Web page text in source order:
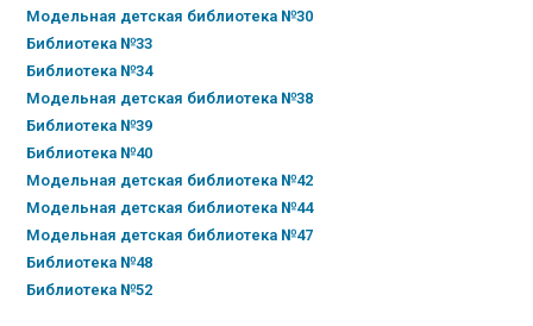
Модельная детская библиотека №30
Библиотека №33
Библиотека №34
Модельная детская библиотека №38
Библиотека №39
Библиотека №40
Модельная детская библиотека №42
Модельная детская библиотека №44
Модельная детская библиотека №47
Библиотека №48
Библиотека №52